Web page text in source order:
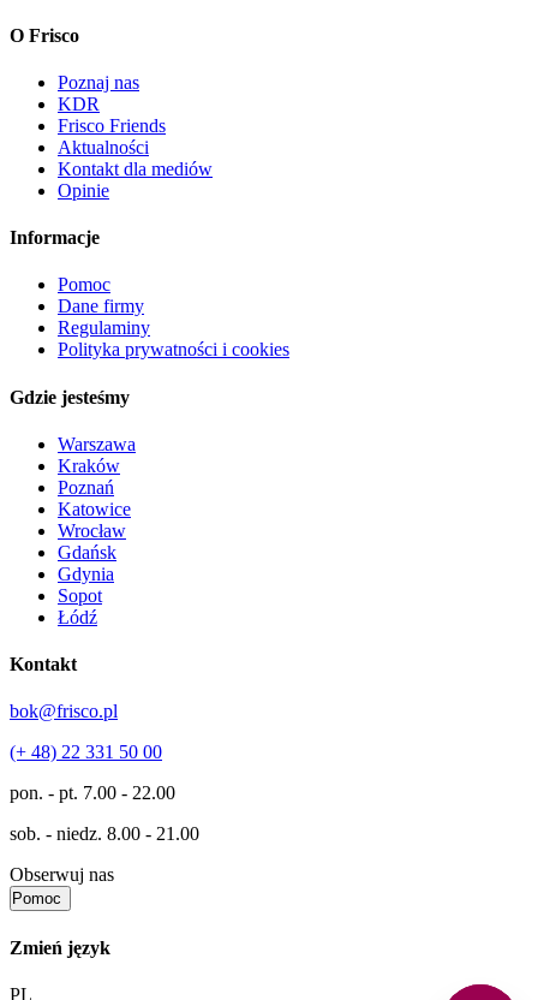
O Frisco
Poznaj nas
KDR
Frisco Friends
Aktualności
Kontakt dla mediów
Opinie
Informacje
Pomoc
Dane firmy
Regulaminy
Polityka prywatności i cookies
Gdzie jesteśmy
Warszawa
Kraków
Poznań
Katowice
Wrocław
Gdańsk
Gdynia
Sopot
Łódź
Kontakt
bok@frisco.pl
(+ 48) 22 331 50 00
pon. - pt. 7.00 - 22.00
sob. - niedz. 8.00 - 21.00
Obserwuj nas
Pomoc
Zmień język
PL